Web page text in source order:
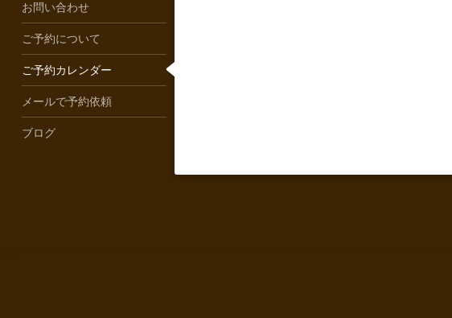
お問い合わせ
ご予約について
ご予約カレンダー
メールで予約依頼
ブログ